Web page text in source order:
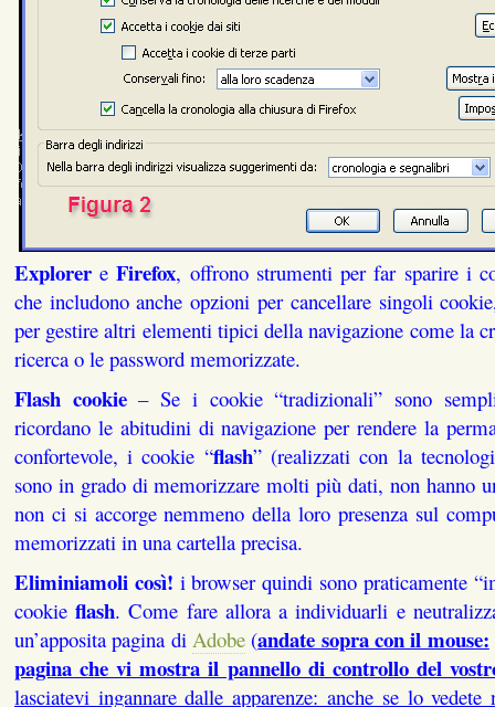
ExplorereFirefox, offrono strumenti per far sparire i
che includono anche opzioni per cancellare singoli
per gestire altri elementi tipici della navigazione come la
ricerca o le password memorizzate.
Flash cookie– Se i cookie “tradizionali” sono
ricordano le abitudini di navigazione per rendere la
confortevole, i cookie “flash” (realizzati con la
sono in grado di memorizzare molti più dati, non hanno
non ci si accorge nemmeno della loro presenza sul
memorizzati in una cartella precisa.
Eliminiamoli così! i browser quindi sono praticamente
cookie flash. Come fare allora a individuarli e
un’apposita pagina di Adobe(andate sopra con il mouse:
pagina che vi mostra il pannello di controllo del
lasciatevi ingannare dalle apparenze: anche se lo